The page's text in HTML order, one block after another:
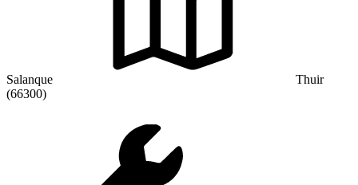
Salanque
Thuir
(66300)